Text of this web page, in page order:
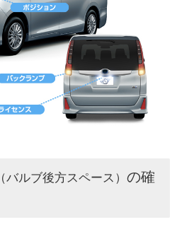
（バルブ後方スペース） の確